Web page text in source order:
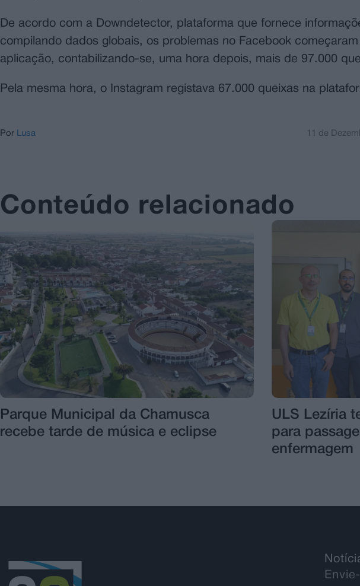
De acordo com a Downdetector, plataforma que fornece
compilando dados globais, os problemas no Facebook
aplicação, contabilizando-se, uma hora depois, mais de 97.000
Pela mesma hora, o Instagram registava 67.000 queixas na
Por Lusa 11 de
Conteúdo relacionado
Parque Municipal da Chamusca
recebe tarde de música e eclipse
ULS Lezíria
para
enfermagem